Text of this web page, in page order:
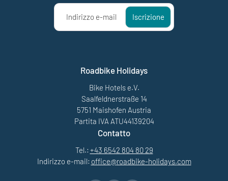
Indirizzo e-mail Iscrizione
Roadbike Holidays
Bike Hotels e.V.
Saalfeldnerstraße 14
5751 Maishofen Austria
Partita IVA ATU44139204
Contatto
Tel.: +43 6542 804 80 29
Indirizzo e-mail: office@roadbike-holidays.com